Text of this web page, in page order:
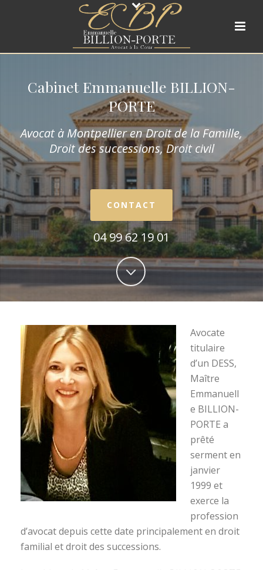
Cabinet Emmanuelle BILLION-
PORTE
Avocat à Montpellier en Droit de la Famille,
Droit des successions, Droit civil
CONTACT
04 99 62 19 01
Avocate
titulaire
d’un DESS,
Maître
Emmanuell
e BILLION-
PORTE a
prêté
serment en
janvier
1999 et
exerce la
profession
d’avocat depuis cette date principalement en droit
familial et droit des successions.